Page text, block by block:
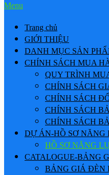
Menu
Trang chủ
GIỚI THIỆU
DANH MỤC SẢN
CHÍNH SÁCH MUA
QUY TRÌNH
CHÍNH SÁCH
CHÍNH SÁCH
CHÍNH SÁCH
CHÍNH SÁCH
DỰ ÁN-HỒ SƠ NĂNG
HỒ SƠ NĂNG
CATALOGUE-BẢNG
BẢNG GIÁ ĐÈN